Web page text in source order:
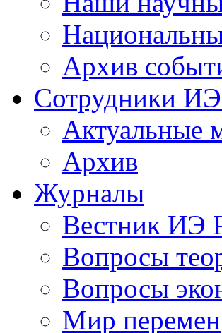
Архив
Сотрудники
Актуальные
Архив
Журналы
Вестник ИЭ
Вопросы
Вопросы
Мир перемен